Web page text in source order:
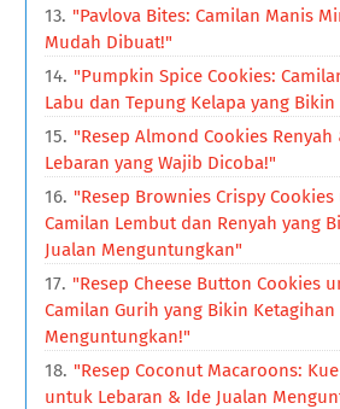
"Pavlova Bites: Camilan Manis
Mudah Dibuat!"
"Pumpkin Spice Cookies:
Labu dan Tepung Kelapa yang Bikin
"Resep Almond Cookies Renyah
Lebaran yang Wajib Dicoba!"
"Resep Brownies Crispy
Camilan Lembut dan Renyah yang
Jualan Menguntungkan"
"Resep Cheese Button Cookies
Camilan Gurih yang Bikin
Menguntungkan!"
"Resep Coconut Macaroons:
untuk Lebaran & Ide Jualan